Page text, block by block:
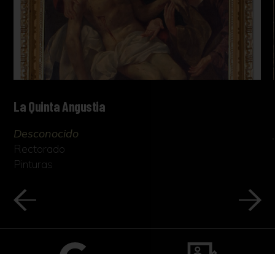
La Quinta Angustia
Desconocido
Rectorado
Pinturas